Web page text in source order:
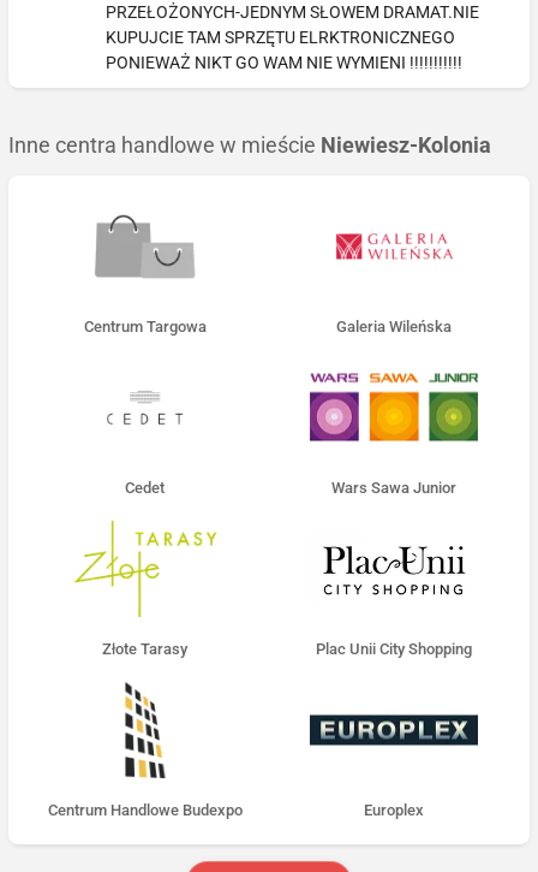
PRZEŁOŻONYCH-JEDNYM SŁOWEM DRAMAT.NIE
KUPUJCIE TAM SPRZĘTU ELRKTRONICZNEGO
PONIEWAŻ NIKT GO WAM NIE WYMIENI !!!!!!!!!!!
Inne centra handlowe w mieście Niewiesz-Kolonia
Centrum Targowa Galeria Wileńska
Cedet Wars Sawa Junior
Złote Tarasy Plac Unii City Shopping
Centrum Handlowe Budexpo Europlex